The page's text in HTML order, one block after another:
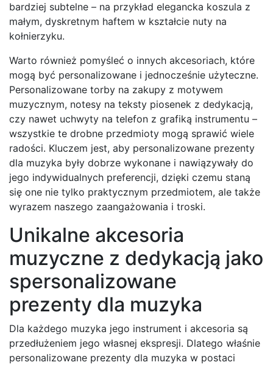
bardziej subtelne – na przykład elegancka koszula z
małym, dyskretnym haftem w kształcie nuty na
kołnierzyku.
Warto również pomyśleć o innych akcesoriach, które
mogą być personalizowane i jednocześnie użyteczne.
Personalizowane torby na zakupy z motywem
muzycznym, notesy na teksty piosenek z dedykacją,
czy nawet uchwyty na telefon z grafiką instrumentu –
wszystkie te drobne przedmioty mogą sprawić wiele
radości. Kluczem jest, aby personalizowane prezenty
dla muzyka były dobrze wykonane i nawiązywały do
jego indywidualnych preferencji, dzięki czemu staną
się one nie tylko praktycznym przedmiotem, ale także
wyrazem naszego zaangażowania i troski.
Unikalne akcesoria
muzyczne z dedykacją jako
spersonalizowane
prezenty dla muzyka
Dla każdego muzyka jego instrument i akcesoria są
przedłużeniem jego własnej ekspresji. Dlatego właśnie
personalizowane prezenty dla muzyka w postaci